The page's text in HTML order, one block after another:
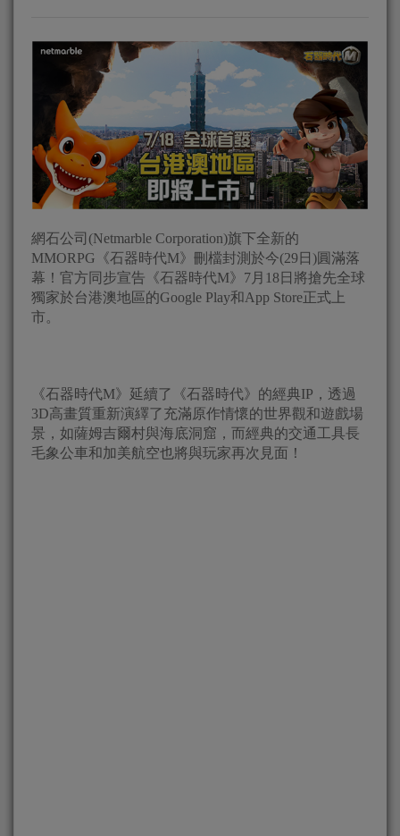
網石公司(Netmarble Corporation)旗下全新的
MMORPG《石器時代M》刪檔封測於今(29日)圓滿落
幕！官方同步宣告《石器時代M》7月18日將搶先全球
獨家於台港澳地區的Google Play和App Store正式上
市。
《石器時代M》延續了《石器時代》的經典IP，透過
3D高畫質重新演繹了充滿原作情懷的世界觀和遊戲場
景，如薩姆吉爾村與海底洞窟，而經典的交通工具長
毛象公車和加美航空也將與玩家再次見面！